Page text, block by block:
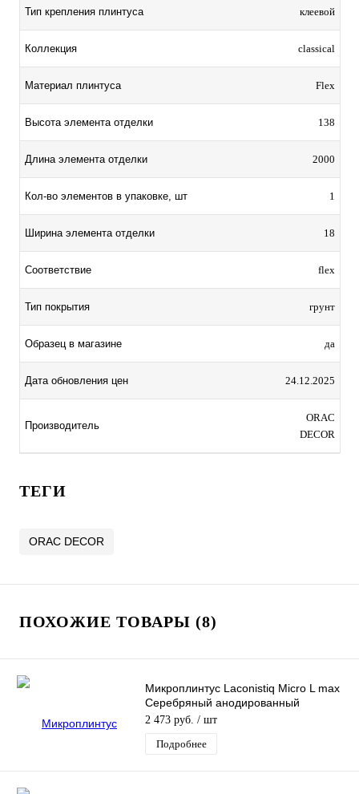
Тип крепления плинтуса клеевой
Коллекция classical
Материал плинтуса Flex
Высота элемента отделки 138
Длина элемента отделки 2000
Кол-во элементов в упаковке, шт 1
Ширина элемента отделки 18
Соответствие flex
Тип покрытия грунт
Образец в магазине да
Дата обновления цен 24.12.2025
Производитель
ORAC
DECOR
ТЕГИ
ORAC DECOR
ПОХОЖИЕ ТОВАРЫ (8)
Микроплинтус Laconistiq Micro L max
Серебряный анодированный
(2450х35,6х16,2мм)
2 473 руб. / шт
Подробнее